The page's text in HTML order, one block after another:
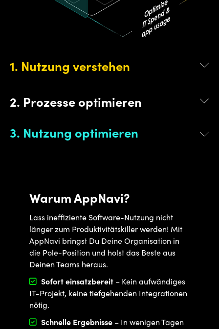
1. Nutzung verstehen
2. Prozesse optimieren
3. Nutzung optimieren
Warum AppNavi?
Lass ineffiziente Software-Nutzung nicht
länger zum Produktivitätskiller werden! Mit
AppNavi bringst Du Deine Organisation in
die Pole-Position und holst das Beste aus
Deinen Teams heraus.
 Sofort einsatzbereit – Kein aufwändiges
IT-Projekt, keine tiefgehenden Integrationen
nötig.
 Schnelle Ergebnisse – In wenigen Tagen